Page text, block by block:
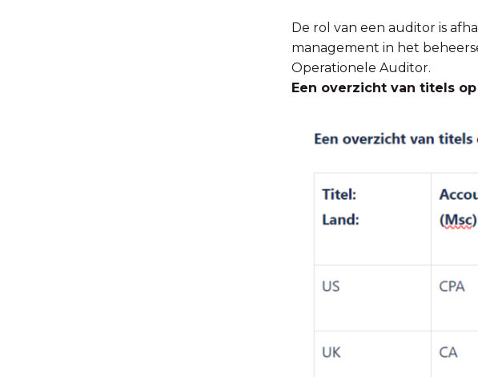
De rol van een auditor is
management in het
Operationele Auditor.
Een overzicht van titels